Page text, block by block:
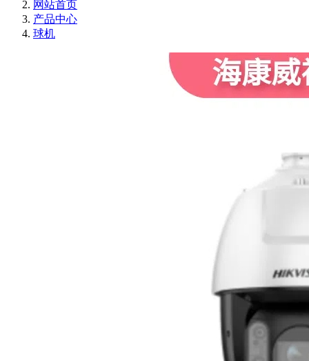
网站首页
产品中心
球机